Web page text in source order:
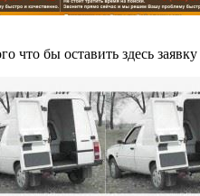
что бы оставить здесь